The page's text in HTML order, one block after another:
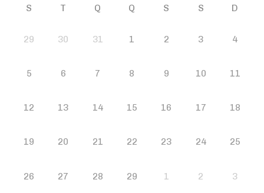
S T Q Q S S D
29 30 31 1 2 3 4
5 6 7 8 9 10 11
12 13 14 15 16 17 18
19 20 21 22 23 24 25
26 27 28 29 1 2 3